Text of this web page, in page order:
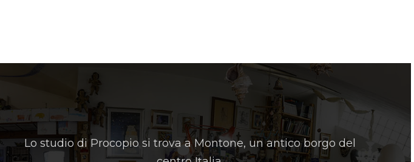
Lo studio di Procopio si trova a Montone, un antico borgo del